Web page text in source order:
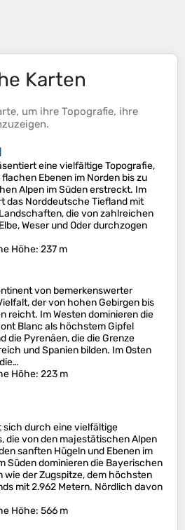
Karten
, um ihre Topografie, ihre
eine vielfältige Topografie,
Ebenen im Norden bis zu
Alpen im Süden erstreckt. Im
das Norddeutsche Tiefland mit
die von zahlreichen
Weser und Oder durchzogen
Höhe: 237 m
von bemerkenswerter
der von hohen Gebirgen bis
reicht. Im Westen dominieren die
Blanc als höchstem Gipfel
die Pyrenäen, die die Grenze
und Spanien bilden. Im Osten
Höhe: 223 m
sich durch eine vielfältige
die von den majestätischen Alpen
sanften Hügeln und Ebenen im
Süden dominieren die Bayerischen
wie der Zugspitze, dem höchsten
mit 2.962 Metern. Nördlich davon
Höhe: 566 m